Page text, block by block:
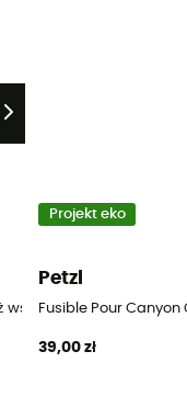
wspinaczkowa męskia
Projekt eko
Petzl
Fusible Pour
39,00 zł